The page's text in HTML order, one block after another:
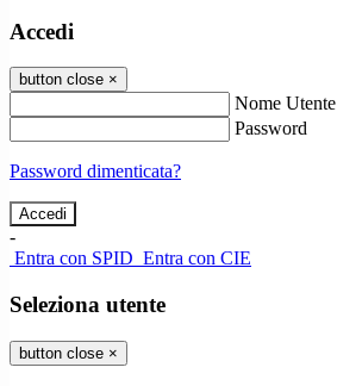
Accedi
button close ×
Nome Utente
Password
Password dimenticata?
-
Entra con SPID Entra con CIE
Seleziona utente
button close ×